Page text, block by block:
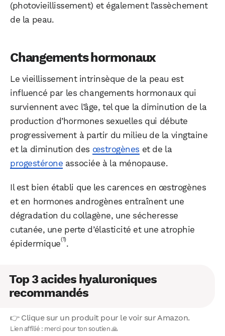
(photovieillissement) et également l’assèchement
de la peau.
Changements hormonaux
Le vieillissement intrinsèque de la peau est
influencé par les changements hormonaux qui
surviennent avec l’âge, tel que la diminution de la
production d’hormones sexuelles qui débute
progressivement à partir du milieu de la vingtaine
et la diminution des œstrogènes et de la
progestérone associée à la ménopause.
Il est bien établi que les carences en œstrogènes
et en hormones androgènes entraînent une
dégradation du collagène, une sécheresse
cutanée, une perte d’élasticité et une atrophie
épidermique(1).
Top 3 acides hyaluroniques
recommandés
👉 Clique sur un produit pour le voir sur Amazon.
Lien affilié : merci pour ton soutien 🙏